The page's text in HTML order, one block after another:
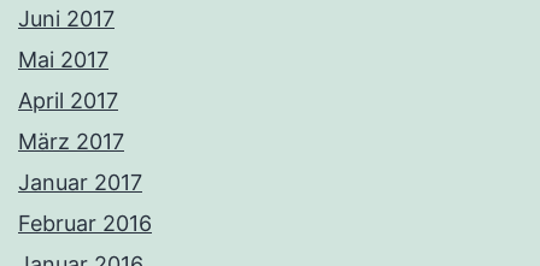
Juni 2017
Mai 2017
April 2017
März 2017
Januar 2017
Februar 2016